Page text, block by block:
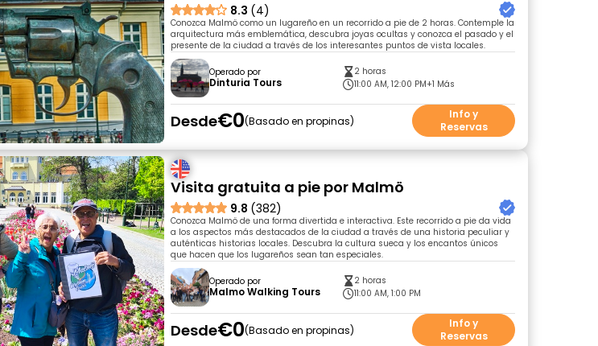
8.3 (4)
Conozca Malmö como un lugareño en un recorrido a pie de 2 horas. Contemple la
arquitectura más emblemática, descubra joyas ocultas y conozca el pasado y el
presente de la ciudad a través de los interesantes puntos de vista locales.
Operado por
Dinturia Tours
2 horas
11:00 AM, 12:00 PM+1 Más
Desde€0 Basado en propinas
Info y
Reservas
Visita gratuita a pie por Malmö
9.8 (382)
Conozca Malmö de una forma divertida e interactiva. Este recorrido a pie da vida
a los aspectos más destacados de la ciudad a través de una historia peculiar y
auténticas historias locales. Descubra la cultura sueca y los encantos únicos
que hacen que los lugareños sean tan especiales.
Operado por
Malmo Walking Tours
2 horas
11:00 AM, 1:00 PM
Desde€0 Basado en propinas
Info y
Reservas